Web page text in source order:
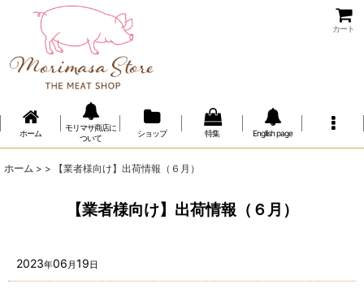
カート
ホーム
モリマサ商店に
ついて
ショップ 特集 Engllish page
ホーム > > 【業者様向け】出荷情報（６月）
【業者様向け】出荷情報（６月）
2023年06 月19日